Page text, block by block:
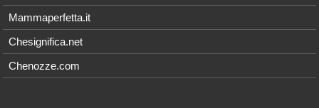
Mammaperfetta.it
Chesignifica.net
Chenozze.com